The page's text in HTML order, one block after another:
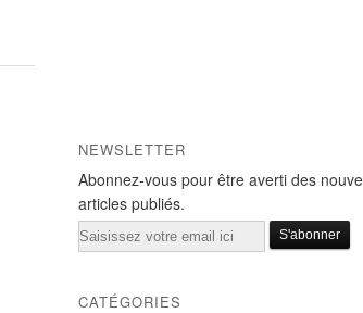
NEWSLETTER
Abonnez-vous pour être averti des
articles publiés.
Email
CATÉGORIES